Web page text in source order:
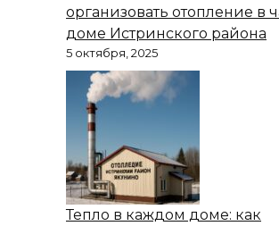
организовать отопление в
доме Истринского района
5 октября, 2025
Тепло в каждом доме: как